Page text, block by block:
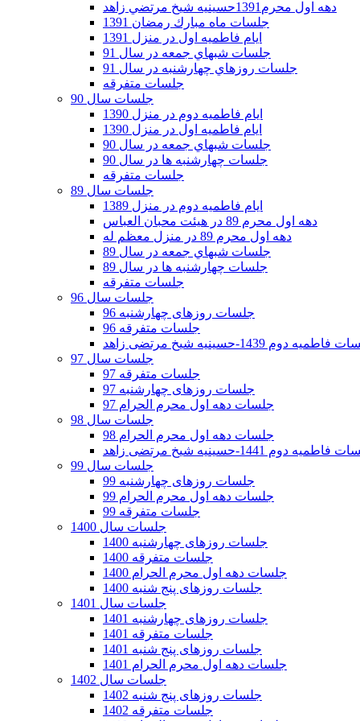
دهه اول محرم1391حسينيه شيخ مرتضي زاهد
جلسات ماه مبارك رمضان 1391
ايام فاطميه اول در منزل 1391
جلسات شبهاي جمعه در سال 91
جلسات روزهاي چهارشنبه در سال 91
جلسات متفرقه
جلسات سال 90
ایام فاطمیه دوم در منزل 1390
ایام فاطمیه اول در منزل 1390
جلسات شبهاي جمعه در سال 90
جلسات چهارشنبه ها در سال 90
جلسات متفرقه
جلسات سال 89
ایام فاطمیه دوم در منزل 1389
دهه اول محرم 89 در هیئت محبان العباس
دهه اول محرم 89 در منزل معظم له
جلسات شبهاي جمعه در سال 89
جلسات چهارشنبه ها در سال 89
جلسات متفرقه
جلسات سال 96
جلسات روزهای چهارشنبه 96
جلسات متفرقه 96
دوم 1439-حسینیه شیخ مرتضی زاهد
جلسات سال 97
جلسات متفرقه 97
جلسات روزهای چهارشنبه 97
جلسات دهه اول محرم الحرام 97
جلسات سال 98
جلسات دهه اول محرم الحرام 98
دوم 1441-حسینیه شیخ مرتضی زاهد
جلسات سال 99
جلسات روزهای چهارشنبه 99
جلسات دهه اول محرم الحرام 99
جلسات متفرقه 99
جلسات سال 1400
جلسات روزهای چهارشنبه 1400
جلسات متفرقه 1400
جلسات دهه اول محرم الحرام 1400
جلسات روزهای پنج شنبه 1400
جلسات سال 1401
جلسات روزهای چهارشنبه 1401
جلسات متفرقه 1401
جلسات روزهای پنج شنبه 1401
جلسات دهه اول محرم الحرام 1401
جلسات سال 1402
جلسات روزهای پنج شنبه 1402
جلسات متفرقه 1402